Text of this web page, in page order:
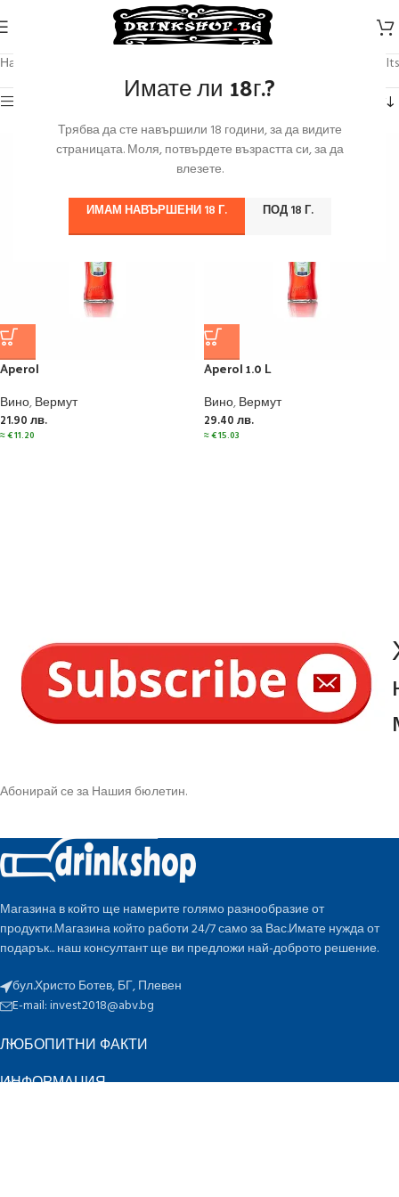
Имате ли 18г.?
Трябва да сте навършили 18 години, за да видите
страницата. Моля, потвърдете възрастта си, за да
влезете.
ИМАМ НАВЪРШЕНИ 18 Г. ПОД 18 Г.
Начало
Showing all 2 results
Aperol
Вино,Вермут
21.90 лв.
≈€11.20
Aperol 1.0 L
Вино,Вермут
29.40 лв.
≈€15.03
Абонирай се за Нашия бюлетин.
Магазина в който ще намерите голямо разнообразие от
продукти.Магазина който работи 24/7 само за Вас.Имате нужда от
подарък... наш консултант ще ви предложи най-доброто решение.
бул.Христо Ботев, БГ, Плевен
E-mail:invest2018@abv.bg
ЛЮБОПИТНИ ФАКТИ
ИНФОРМАЦИЯ